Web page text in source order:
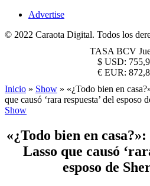
Advertise
© 2022 Caraota Digital. Todos los
TASA BCV
$ USD:
€ EUR:
Inicio » Show » «¿Todo bien en
que causó ‘rara respuesta’ del esposo
Show
«¿Todo bien en
Lasso que causó
esposo de